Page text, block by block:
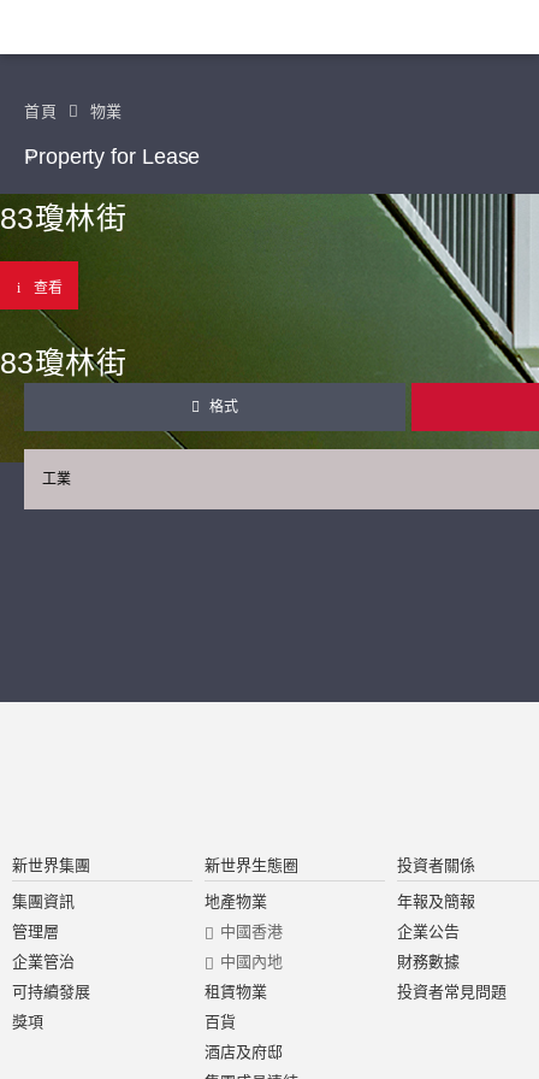
首頁 物業
Property for Lease
83瓊林街
查看
83瓊林街
格式
工業
新世界集團
集團資訊
管理層
企業管治
可持續發展
獎項
新世界生態圈
地產物業
中國香港
中國內地
租賃物業
百貨
酒店及府邸
投資者關係
年報及簡報
企業公告
財務數據
投資者常見問題